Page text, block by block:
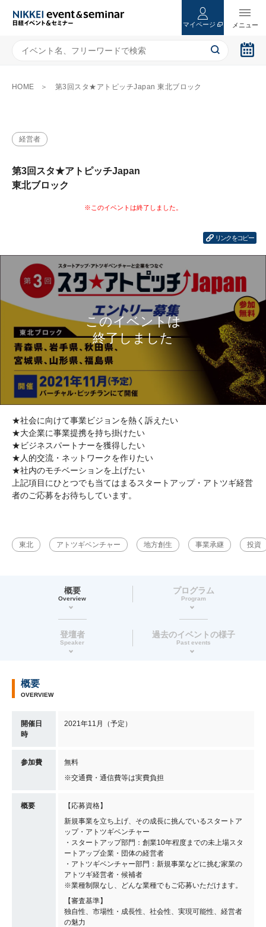
マイページ
HOME 第3回スタ★アトピッチJapan 東北ブロック
経営者
第3回スタ★アトピッチJapan
東北ブロック
リンクをコピー
★社会に向けて事業ビジョンを熱く訴えたい
★大企業に事業提携を持ち掛けたい
★ビジネスパートナーを獲得したい
★人的交流・ネットワークを作りたい
★社内のモチベーションを上げたい
上記項目にひとつでも当てはまるスタートアップ・アトツギ経営
者のご応募をお待ちしています。
東北 アトツギベンチャー 地方創生 事業承継 投資
概要
Overview
プログラム
Program
登壇者
Speaker
過去のイベントの様子
Past events
概要
OVERVIEW
開催日
時
2021年11月（予定）
参加費
無料
※交通費・通信費等は実費負担
概要
【応募資格】
新規事業を立ち上げ、その成長に挑んでいるスタートア
ップ・アトツギベンチャー
・スタートアップ部門：創業10年程度までの未上場スタ
ートアップ企業・団体の経営者
・アトツギベンチャー部門：新規事業などに挑む家業の
アトツギ経営者・候補者
※業種制限なし、どんな業種でもご応募いただけます。
【審査基準】
独自性、市場性・成長性、社会性、実現可能性、経営者
の魅力